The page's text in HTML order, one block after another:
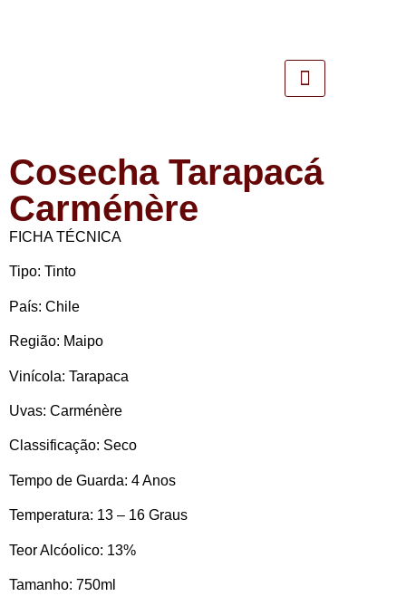
Cosecha Tarapacá
Carménère
FICHA TÉCNICA
Tipo: Tinto
País: Chile
Região: Maipo
Vinícola: Tarapaca
Uvas: Carménère
Classificação: Seco
Tempo de Guarda: 4 Anos
Temperatura: 13 – 16 Graus
Teor Alcóolico: 13%
Tamanho: 750ml